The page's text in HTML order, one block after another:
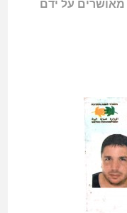
על ידם